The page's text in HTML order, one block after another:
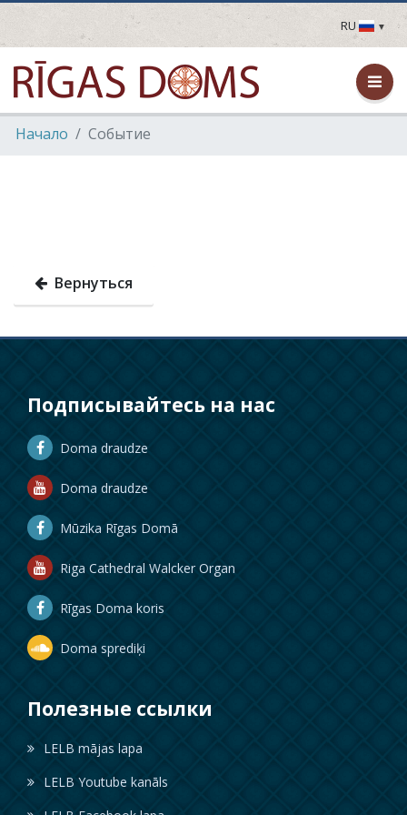
RU
LV
EN
DE
FR
Hачало Событие
Вернуться
Подписывайтесь на нас
Doma draudze
Doma draudze
Mūzika Rīgas Domā
Riga Cathedral Walcker Organ
Rīgas Doma koris
Doma sprediķi
Полезные ссылки
LELB mājas lapa
LELB Youtube kanāls